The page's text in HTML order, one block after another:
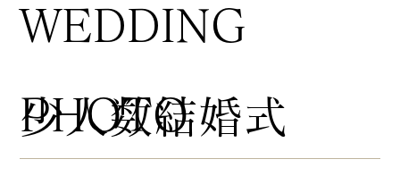
​少人数結婚式
WEDDING
PHOTO